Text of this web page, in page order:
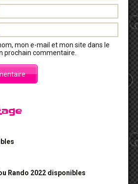
mon e-mail et mon site dans le
prochain commentaire.
Rando 2022 disponibles